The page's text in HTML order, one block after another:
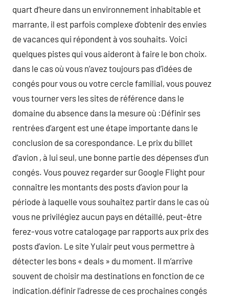
quart d’heure dans un environnement inhabitable et
marrante, il est parfois complexe d’obtenir des envies
de vacances qui répondent à vos souhaits. Voici
quelques pistes qui vous aideront à faire le bon choix.
dans le cas où vous n’avez toujours pas d’idées de
congés pour vous ou votre cercle familial, vous pouvez
vous tourner vers les sites de référence dans le
domaine du absence dans la mesure où :Définir ses
rentrées d’argent est une étape importante dans le
conclusion de sa corespondance. Le prix du billet
d’avion , à lui seul, une bonne partie des dépenses d’un
congés. Vous pouvez regarder sur Google Flight pour
connaître les montants des posts d’avion pour la
période à laquelle vous souhaitez partir dans le cas où
vous ne privilégiez aucun pays en détaillé, peut-être
ferez-vous votre catalogage par rapports aux prix des
posts d’avion. Le site Yulair peut vous permettre à
détecter les bons « deals » du moment. Il m’arrive
souvent de choisir ma destinations en fonction de ce
indication.définir l’adresse de ces prochaines congés